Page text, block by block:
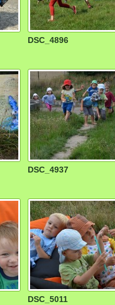
DSC_4896
DSC_4937
DSC_5011